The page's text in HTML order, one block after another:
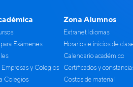
Exámenes
Empresas y Colegios
Colegios
Zona Alumnos
Extranet Idiomas
Horarios e inicios de
Calendario académico
Certificados y
Costos de material